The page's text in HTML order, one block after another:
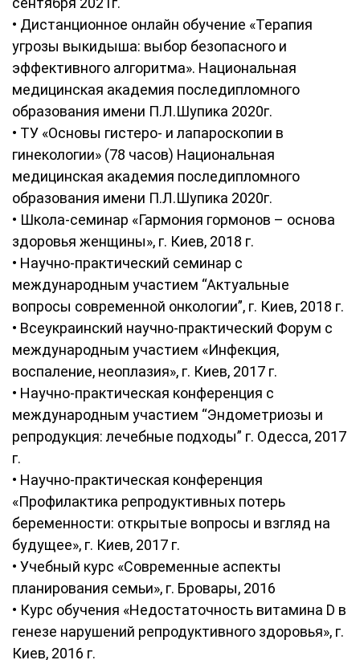
• Дистанционное онлайн обучение «Терапия
угрозы выкидыша: выбор безопасного и
эффективного алгоритма». Национальная
медицинская академия последипломного
образования имени П.Л.Шупика 2020г.
• ТУ «Основы гистеро- и лапароскопии в
гинекологии» (78 часов) Национальная
медицинская академия последипломного
образования имени П.Л.Шупика 2020г.
• Школа-семинар «Гармония гормонов – основа
здоровья женщины», г. Киев, 2018 г.
• Научно-практический семинар с
международным участием “Актуальные
вопросы современной онкологии”, г. Киев, 2018 г.
• Всеукраинский научно-практический Форум с
международным участием «Инфекция,
воспаление, неоплазия», г. Киев, 2017 г.
• Научно-практическая конференция с
международным участием “Эндометриозы и
репродукция: лечебные подходы” г. Одесса, 2017
г.
• Научно-практическая конференция
«Профилактика репродуктивных потерь
беременности: открытые вопросы и взгляд на
будущее», г. Киев, 2017 г.
• Учебный курс «Современные аспекты
планирования семьи», г. Бровары, 2016
• Курс обучения «Недостаточность витамина D в
генезе нарушений репродуктивного здоровья», г.
Киев, 2016 г.